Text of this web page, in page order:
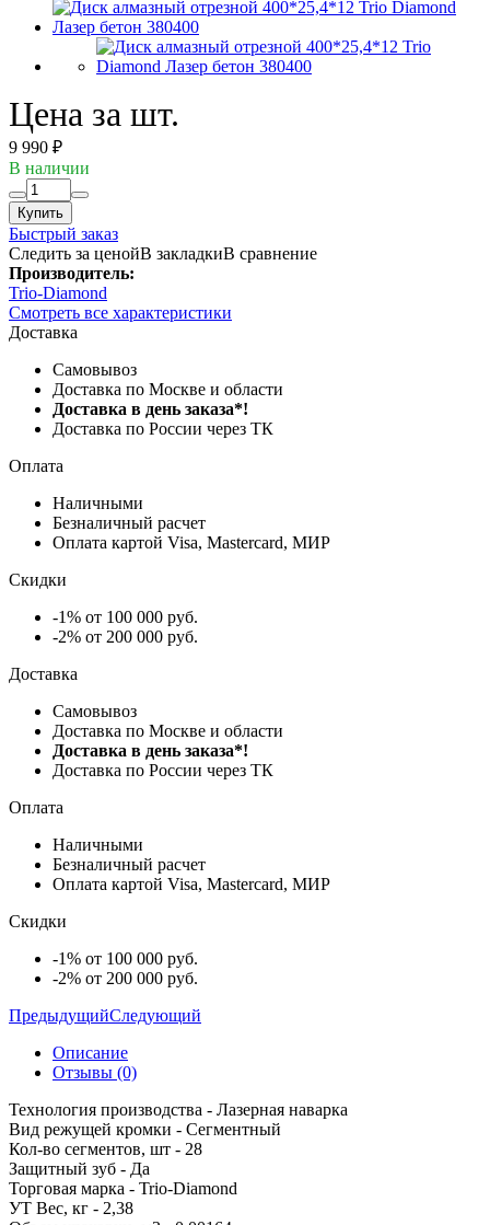
Цена за шт.
9 990 ₽
В наличии
Купить
Быстрый заказ
Следить за ценойВ закладкиВ сравнение
Производитель:
Trio-Diamond
Смотреть все характеристики
Доставка
Самовывоз
Доставка по Москве и области
Доставка в день заказа*!
Доставка по России через ТК
Оплата
Наличными
Безналичный расчет
Оплата картой Visa, Mastercard, МИР
Скидки
-1% от 100 000 руб.
-2% от 200 000 руб.
Доставка
Самовывоз
Доставка по Москве и области
Доставка в день заказа*!
Доставка по России через ТК
Оплата
Наличными
Безналичный расчет
Оплата картой Visa, Mastercard, МИР
Скидки
-1% от 100 000 руб.
-2% от 200 000 руб.
ПредыдущийСледующий
Описание
Отзывы (0)
Технология производства - Лазерная наварка
Вид режущей кромки - Сегментный
Кол-во сегментов, шт - 28
Защитный зуб - Да
Торговая марка - Trio-Diamond
УТ Вес, кг - 2,38